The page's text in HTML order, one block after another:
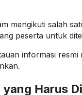
mengikuti salah
peserta untuk
informasi resmi
Harus